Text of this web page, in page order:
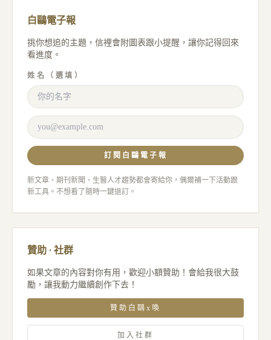
白鷗電子報
挑你想追的主題，信裡會附圖表跟小提醒，讓你記得回來
看進度。
姓名（選填）
訂閱白鷗電子報
新文章、期刊新聞、生醫人才趨勢都會寄給你，偶爾補一下活動跟
新工具。不想看了隨時一鍵退訂。
贊助 · 社群
如果文章的內容對你有用，歡迎小額贊助！會給我很大鼓
勵，讓我動力繼續創作下去！
贊助白鷗x喚
加入社群